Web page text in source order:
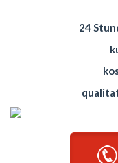
24